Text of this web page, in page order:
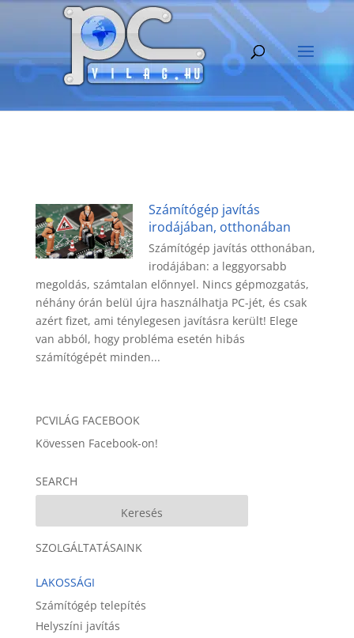
Számítógép javítás
irodájában, otthonában
Számítógép javítás otthonában,
irodájában: a leggyorsabb
megoldás, számtalan előnnyel. Nincs gépmozgatás,
néhány órán belül újra használhatja PC-jét, és csak
azért fizet, ami ténylegesen javításra került! Elege
van abból, hogy probléma esetén hibás
számítógépét minden...
PCVILÁG FACEBOOK
Kövessen Facebook-on!
SEARCH
SZOLGÁLTATÁSAINK
LAKOSSÁGI
Számítógép telepítés
Helyszíni javítás